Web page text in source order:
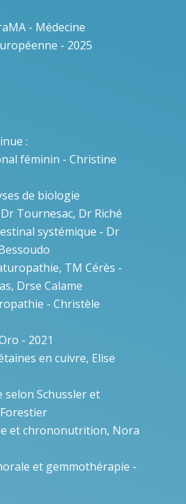
- Médecine
:
féminin - Christine
de biologie
Tournesac, Dr Riché
systémique - Dr
TM Cérès -
Drse Calame
- Christèle
- 2021
en cuivre, Elise
selon Schussler et
et chrononutrition, Nora
et gemmothérapie -